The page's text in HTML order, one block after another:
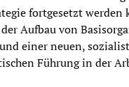
fortgesetzt werden
Aufbau von
einer neuen,
Führung in der